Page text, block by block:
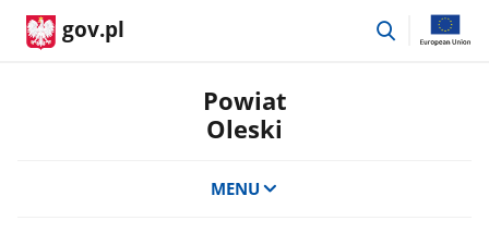
gov.pl
przejdź
Powiat
Oleski
MENU